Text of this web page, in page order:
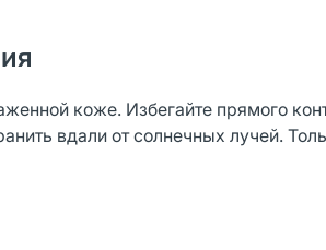
коже. Избегайте прямого
вдали от солнечных лучей.